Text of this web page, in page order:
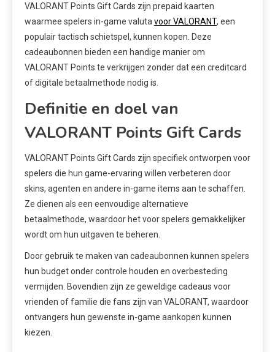
VALORANT Points Gift Cards zijn prepaid kaarten
waarmee spelers in-game valuta voor VALORANT, een
populair tactisch schietspel, kunnen kopen. Deze
cadeaubonnen bieden een handige manier om
VALORANT Points te verkrijgen zonder dat een creditcard
of digitale betaalmethode nodig is.
Definitie en doel van
VALORANT Points Gift Cards
VALORANT Points Gift Cards zijn specifiek ontworpen voor
spelers die hun game-ervaring willen verbeteren door
skins, agenten en andere in-game items aan te schaffen.
Ze dienen als een eenvoudige alternatieve
betaalmethode, waardoor het voor spelers gemakkelijker
wordt om hun uitgaven te beheren.
Door gebruik te maken van cadeaubonnen kunnen spelers
hun budget onder controle houden en overbesteding
vermijden. Bovendien zijn ze geweldige cadeaus voor
vrienden of familie die fans zijn van VALORANT, waardoor
ontvangers hun gewenste in-game aankopen kunnen
kiezen.